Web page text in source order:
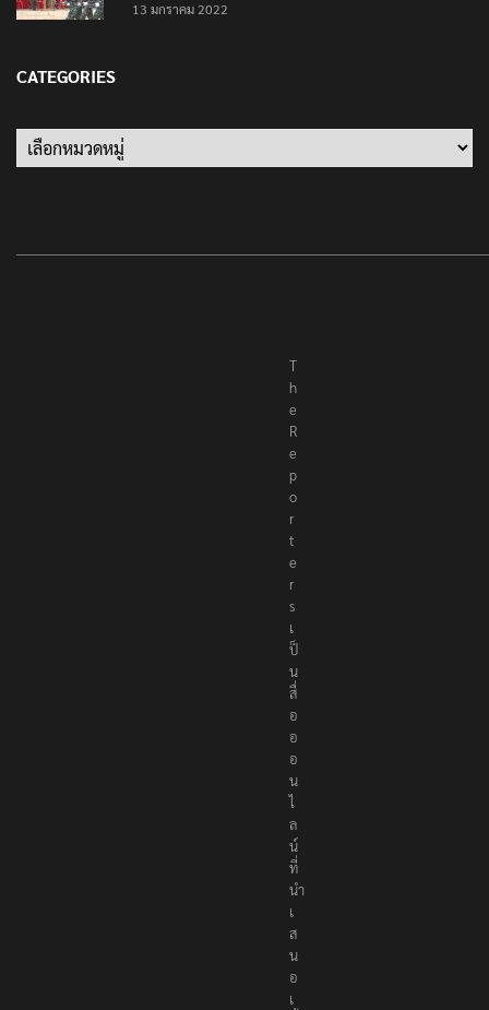
13 มกราคม 2022
CATEGORIES
Categories
T
h
e
R
e
p
o
r
t
e
r
s
เ
ป็
น
สื่
อ
อ
อ
น
ไ
ล
น์
ที่
นำ
เ
ส
น
อ
เ